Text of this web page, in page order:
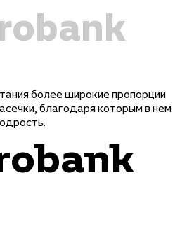
более широкие пропорции
благодаря которым в нем